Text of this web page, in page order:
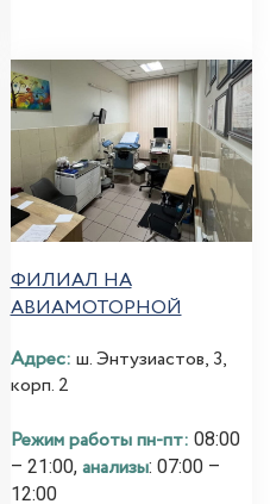
ФИЛИАЛ НА
АВИАМОТОРНОЙ
Адрес: ш. Энтузиастов, 3,
корп. 2
Режим работы пн-пт: 08:00
– 21:00, анализы: 07:00 –
12:00